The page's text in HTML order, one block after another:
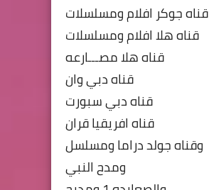
قناه جوكر افلام ومسلسلات
قناه هلا افلام ومسلسلات
قناه هلا مصـــارعه
قناه دبي وان
قناه دبي سبورت
قناه افريقيا قران
وقناه جولد دراما ومسلسل
ومدح النبي